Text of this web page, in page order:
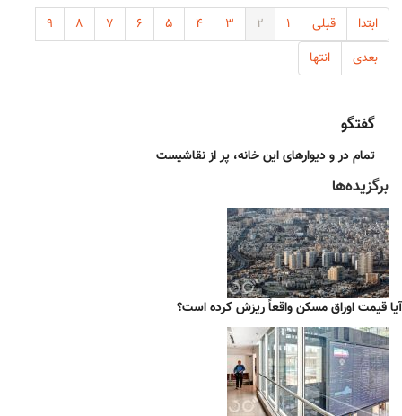
ابتدا قبلی ۱ ۲ ۳ ۴ ۵ ۶ ۷ ۸
۹
بعدی
انتها
گفتگو
تمام در و دیوارهای این خانه، پر از نقاشیست
برگزیده‌ها
آیا قیمت اوراق مسکن واقعاً ریزش کرده است؟